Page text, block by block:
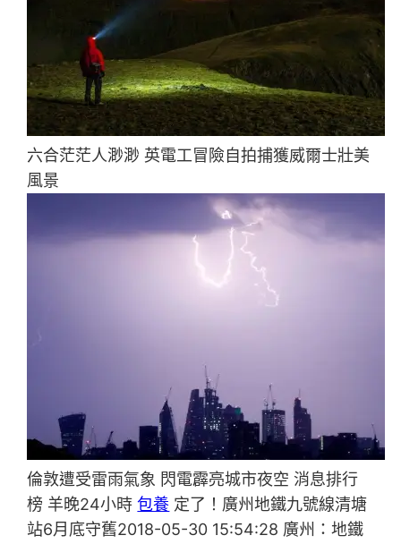
六合茫茫人渺渺 英電工冒險自拍捕獲威爾士壯美
風景
倫敦遭受雷雨氣象 閃電霹亮城市夜空 消息排行
榜 羊晚24小時包養 定了！廣州地鐵九號線清塘
站6月底守舊2018-05-30 15:54:28 廣州：地鐵